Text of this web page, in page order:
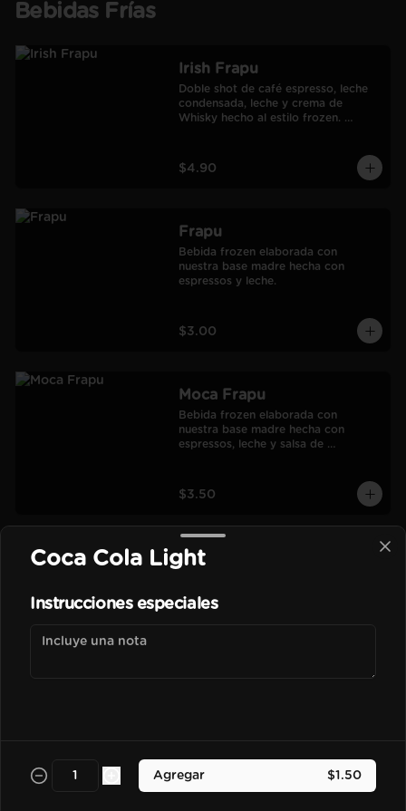
Bebidas Frías
Irish Frapu
Doble shot de café espresso, leche
condensada, leche y crema de
Whisky hecho al estilo frozen.
$4.90
Frapu
Bebida frozen elaborada con
nuestra base madre hecha con
espressos y leche.
$3.00
Moca Frapu
Bebida frozen elaborada con
nuestra base madre hecha con
espressos, leche y salsa de
$3.50
Vainilla Frapu
espressos, leche y esencia de vainilla
espressos, leche y esencia de
avellana francesa.
Coca Cola Light
Instrucciones especiales
Agregar $1.50